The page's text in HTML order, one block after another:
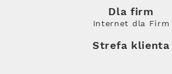
Dla firm
Internet dla Firm
Strefa klienta